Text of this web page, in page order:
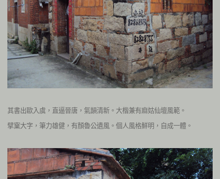
其書出歐入虞，直逼晉唐，氣韻清新。大楷兼有麻姑仙壇風範。
擘窠大字，筆力雄健，有顏魯公遺風。個人風格鮮明，自成一體。